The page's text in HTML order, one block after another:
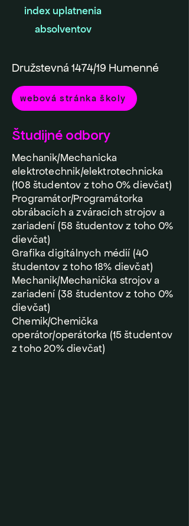
index uplatnenia
absolventov
Družstevná 1474/19 Humenné
webová stránka školy
Študijné odbory
Mechanik/Mechanicka
elektrotechnik/elektrotechnicka
(108 študentov z toho 0% dievčat)
Programátor/Programátorka
obrábacích a zváracích strojov a
zariadení (58 študentov z toho 0%
dievčat)
Grafika digitálnych médií (40
študentov z toho 18% dievčat)
Mechanik/Mechanička strojov a
zariadení (38 študentov z toho 0%
dievčat)
Chemik/Chemička
operátor/operátorka (15 študentov
z toho 20% dievčat)